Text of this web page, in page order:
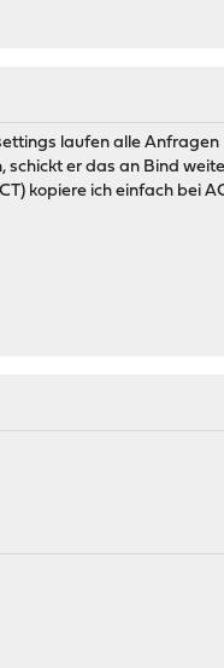
laufen alle
er das an Bind
kopiere ich einfach bei